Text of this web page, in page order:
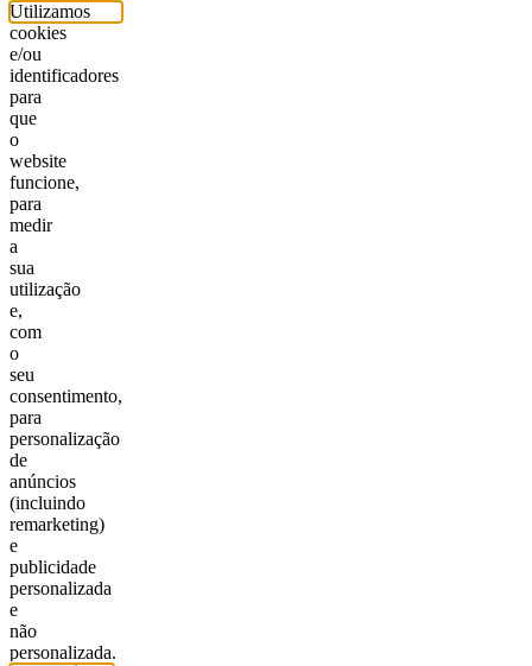
Utilizamos
cookies
e/ou
identificadores
para
que
o
website
funcione,
para
medir
a
sua
utilização
e,
com
o
seu
consentimento,
para
personalização
de
anúncios
(incluindo
remarketing)
e
publicidade
personalizada
e
não
personalizada.